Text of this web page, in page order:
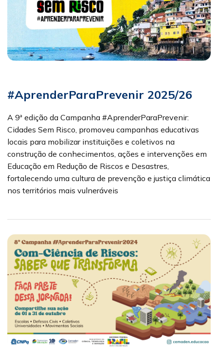
#AprenderParaPrevenir 2025/26
A 9ª edição da Campanha #AprenderParaPrevenir:
Cidades Sem Risco, promoveu campanhas educativas
locais para mobilizar instituições e coletivos na
construção de conhecimentos, ações e intervenções em
Educação em Redução de Riscos e Desastres,
fortalecendo uma cultura de prevenção e justiça climática
nos territórios mais vulneráveis